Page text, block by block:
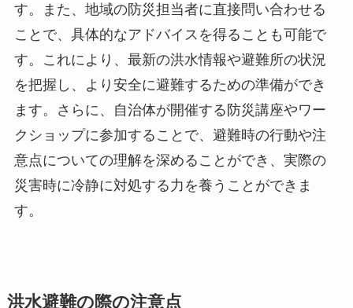
す。また、地域の防災担当者に直接問い合わせる
ことで、具体的なアドバイスを得ることも可能で
す。これにより、最新の洪水情報や避難所の状況
を把握し、より安全に避難するための準備ができ
ます。さらに、自治体が開催する防災講座やワー
クショップに参加することで、避難時の行動や注
意点についての理解を深めることができ、実際の
災害時に冷静に対処する力を養うことができま
す。
洪水避難の際の注意点